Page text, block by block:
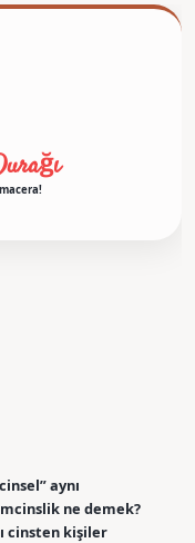
aynı
ne demek?
cinsten kişiler